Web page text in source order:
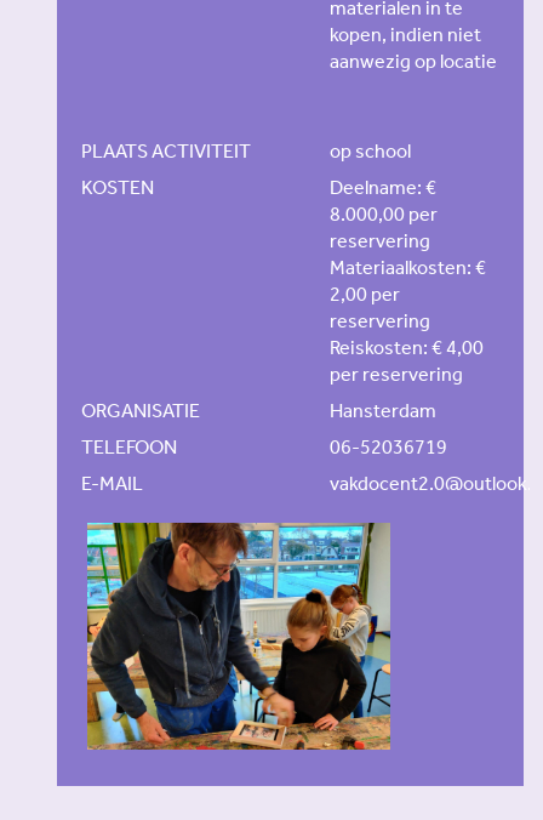
materialen in te
kopen, indien niet
aanwezig op locatie
PLAATS ACTIVITEIT
op school
KOSTEN
Deelname: €
8.000,00 per
reservering
Materiaalkosten: €
2,00 per
reservering
Reiskosten: € 4,00
per reservering
ORGANISATIE
Hansterdam
TELEFOON
06-52036719
E-MAIL